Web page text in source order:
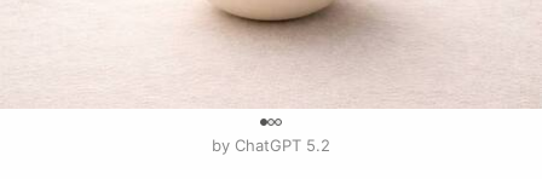
by ChatGPT 5.2